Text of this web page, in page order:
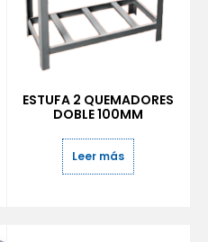
ESTUFA 2 QUEMADORES
DOBLE 100MM
Leer más